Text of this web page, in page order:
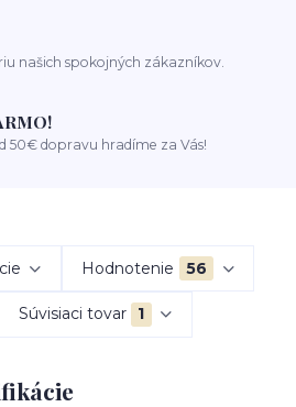
našich spokojných zákazníkov.
50€ dopravu hradíme za Vás!
Hodnotenie 56
Súvisiaci tovar 1